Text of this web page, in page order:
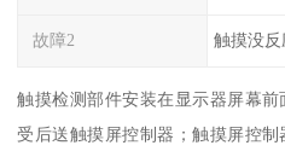
故障2 触摸没反
触摸检测部件安装在显示器屏幕
受后送触摸屏控制器；触摸屏控